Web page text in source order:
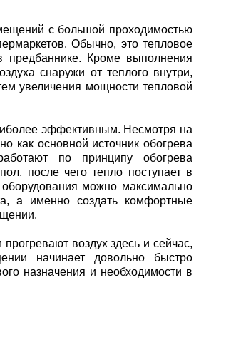
с большой проходимостью
Обычно, это тепловое
Кроме выполнения
снаружи от теплого внутри,
увеличения мощности тепловой
эффективным. Несмотря на
как основной источник обогрева
по принципу обогрева
после чего тепло поступает в
можно максимально
а именно создать комфортные
воздух здесь и сейчас,
начинает довольно быстро
назначения и необходимости в